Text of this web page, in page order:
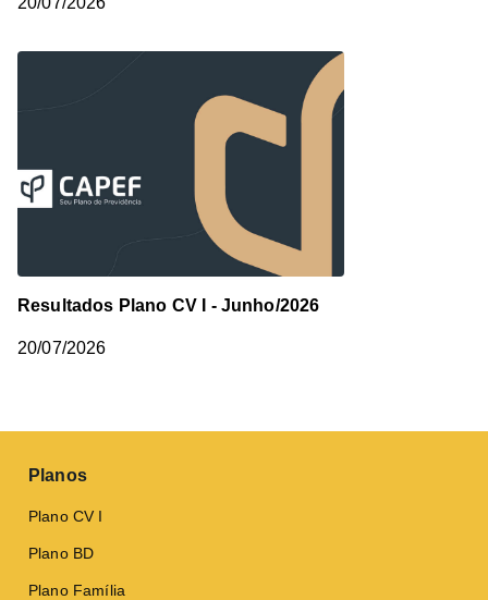
Resultados Plano CV I - Junho/2026
20/07/2026
Planos
Plano CV I
Plano BD
Plano Família